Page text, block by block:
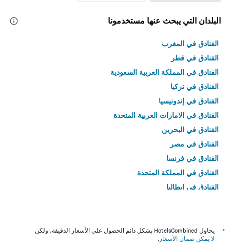
البلدان التي يبحث عنها مستخدمونا
الفنادق في المغرب
الفنادق في قطر
الفنادق في المملكة العربية السعودية
الفنادق في تركيا
الفنادق في إندونيسيا
الفنادق في الامارات العربية المتحدة
الفنادق في البحرين
الفنادق في مصر
الفنادق في فرنسا
الفنادق في المملكة المتحدة
الفنادق في إيطاليا
*
يحاول HotelsCombined بشكل دائم الحصول على الأسعار الدقيقة، ولكن
لا يمكن ضمان الأسعار .